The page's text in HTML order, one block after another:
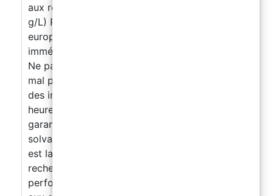
aux règlements UE (catégorie A/j, max. 140
g/L) REACH : Conforme à la réglementation
européenne Nettoyage des outils : À l’eau
immédiatement après usage Avertissements :
Ne pas appliquer sur supports instables ou
mal préparés Protéger le produit de l’eau et
des intempéries durant les 24 premières
heures Éviter les mélanges partiels pour
garantir l’homogénéité Ne pas diluer avec des
solvants organiques Conclusion : EASY FLOOR
est la solution idéale pour ceux qui
recherchent un revêtement époxy haute
performance, résistant et polyvalent, adapté